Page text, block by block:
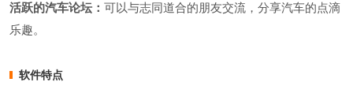
活跃的汽车论坛： 可以与志同道合的朋友交流，分享汽车的点滴
乐趣。
软件特点